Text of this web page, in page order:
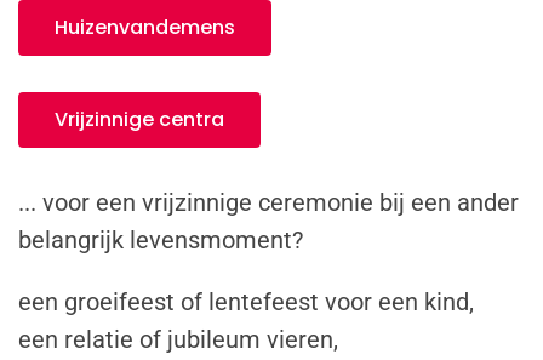
Huizenvandemens
Vrijzinnige centra
... voor een vrijzinnige ceremonie bij een ander
belangrijk levensmoment?
een groeifeest of lentefeest voor een kind,
een relatie of jubileum vieren,